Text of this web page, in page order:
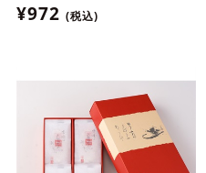
¥972 (税込)